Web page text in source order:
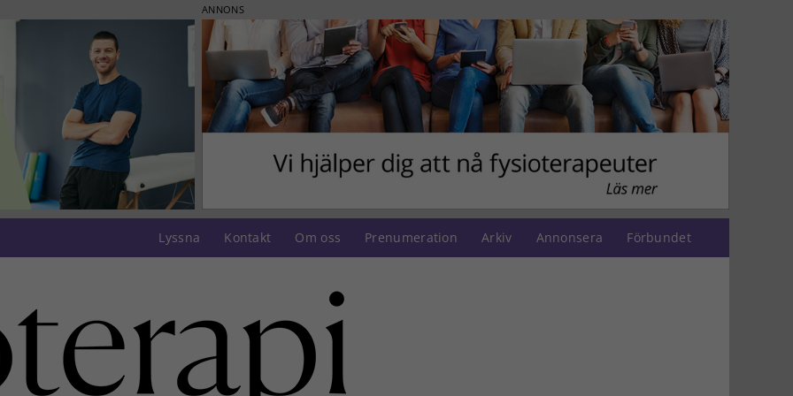
ANNONS
Lyssna Kontakt Om oss Prenumeration Arkiv Annonsera Förbundet